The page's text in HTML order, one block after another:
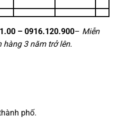
– 0916.120.900– Miễn
hàng 3 năm trở lên.
phố.